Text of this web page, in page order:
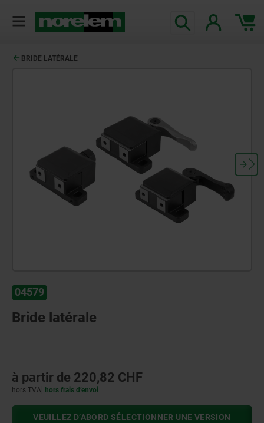
BRIDE LATÉRALE
04579
Bride latérale
à partir de 220,82 CHF
hors TVA hors frais d’envoi
VEUILLEZ D’ABORD SÉLECTIONNER UNE VERSION